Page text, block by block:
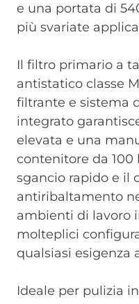
e una portata di
più svariate
Il filtro primario a
antistatico classe
filtrante e sistema
integrato
elevata e una
contenitore da
sgancio rapido e il
antiribaltamento
ambienti di lavoro
molteplici
qualsiasi esigenza
Ideale per pulizia